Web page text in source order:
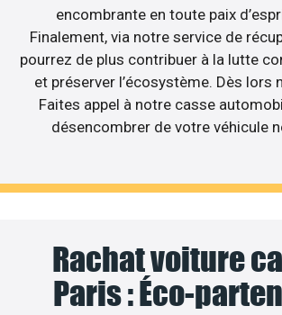
encombrante en toute paix
Finalement, via notre service de
pourrez de plus contribuer à la lutte
et préserver l’écosystème. Dès lors
Faites appel à notre casse
désencombrer de votre véhicule
Rachat voiture
Paris : Éco-